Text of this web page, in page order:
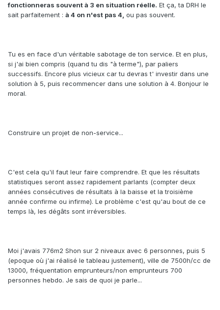
fonctionneras souvent à 3 en situation réelle. Et ça, ta DRH le
sait parfaitement : à 4 on n'est pas 4, ou pas souvent.
Tu es en face d'un véritable sabotage de ton service. Et en plus,
si j'ai bien compris (quand tu dis "à terme"), par paliers
successifs. Encore plus vicieux car tu devras t' investir dans une
solution à 5, puis recommencer dans une solution à 4. Bonjour le
moral.
Construire un projet de non-service...
C'est cela qu'il faut leur faire comprendre. Et que les résultats
statistiques seront assez rapidement parlants (compter deux
années consécutives de résultats à la baisse et la troisième
année confirme ou infirme). Le problème c'est qu'au bout de ce
temps là, les dégâts sont irréversibles.
Moi j'avais 776m2 Shon sur 2 niveaux avec 6 personnes, puis 5
(epoque où j'ai réalisé le tableau justement), ville de 7500h/cc de
13000, fréquentation emprunteurs/non emprunteurs 700
personnes hebdo. Je sais de quoi je parle...